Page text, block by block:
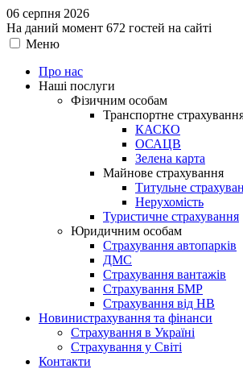
06 серпня 2026
На даний момент 672 гостей на сайті
Меню
Про нас
Наші послуги
Фізичним особам
Транспортне
КАСКО
ОСАЦВ
Зелена карта
Майнове страхування
Титульне
Нерухомість
Туристичне страхування
Юридичним особам
Страхування автопарків
ДМС
Страхування вантажів
Страхування БМР
Страхування від НВ
Новинистрахування та фінанси
Страхування в Україні
Страхування у Світі
Контакти